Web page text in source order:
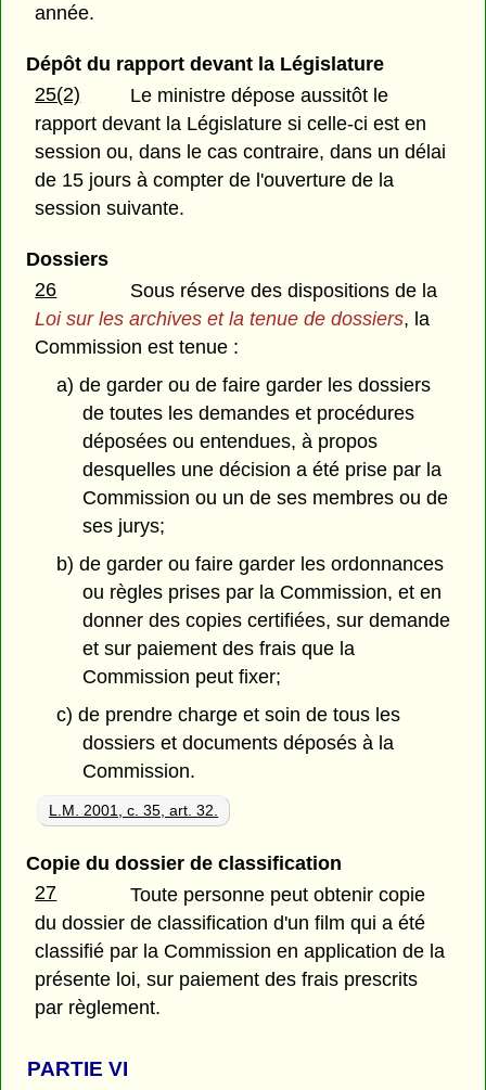
année.
Dépôt du rapport devant la Législature
25(2)
Le ministre dépose aussitôt le
rapport devant la Législature si celle-ci est en
session ou, dans le cas contraire, dans un délai
de 15 jours à compter de l'ouverture de la
session suivante.
Dossiers
26
Sous réserve des dispositions de la
Loi sur les archives et la tenue de dossiers, la
Commission est tenue :
a) de garder ou de faire garder les dossiers
de toutes les demandes et procédures
déposées ou entendues, à propos
desquelles une décision a été prise par la
Commission ou un de ses membres ou de
ses jurys;
b) de garder ou faire garder les ordonnances
ou règles prises par la Commission, et en
donner des copies certifiées, sur demande
et sur paiement des frais que la
Commission peut fixer;
c) de prendre charge et soin de tous les
dossiers et documents déposés à la
Commission.
L.M. 2001, c. 35, art. 32.
Copie du dossier de classification
27
Toute personne peut obtenir copie
du dossier de classification d'un film qui a été
classifié par la Commission en application de la
présente loi, sur paiement des frais prescrits
par règlement.
PARTIEVI